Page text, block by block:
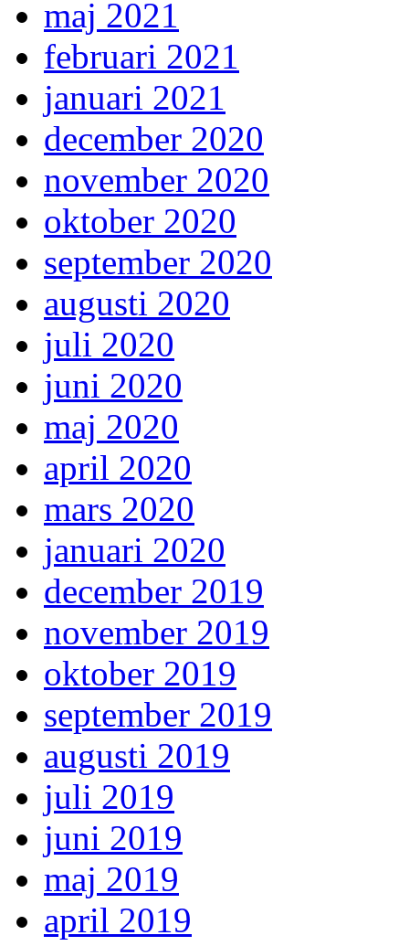
maj 2021
februari 2021
januari 2021
december 2020
november 2020
oktober 2020
september 2020
augusti 2020
juli 2020
juni 2020
maj 2020
april 2020
mars 2020
januari 2020
december 2019
november 2019
oktober 2019
september 2019
augusti 2019
juli 2019
juni 2019
maj 2019
april 2019